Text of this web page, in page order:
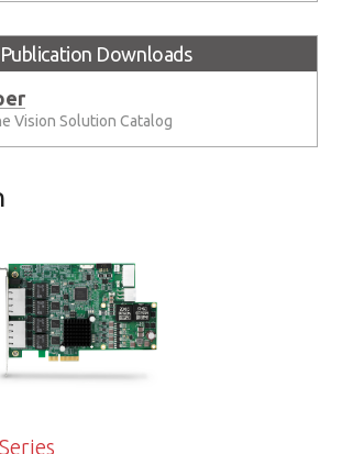
Publication Downloads
Vision Solution Catalog